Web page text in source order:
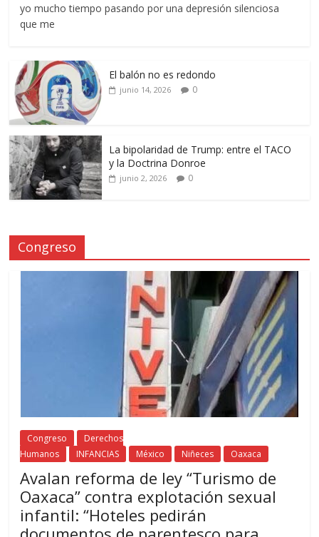
yo mucho tiempo pasando por una depresión silenciosa
que me
El balón no es redondo
junio 14, 2026 0
La bipolaridad de Trump: entre el TACO
y la Doctrina Donroe
junio 2, 2026 0
Congreso
Congreso
Derechos
Humanos
INFANCIAS México Niñeces Oaxaca
Avalan reforma de ley “Turismo de
Oaxaca” contra explotación sexual
infantil: “Hoteles pedirán